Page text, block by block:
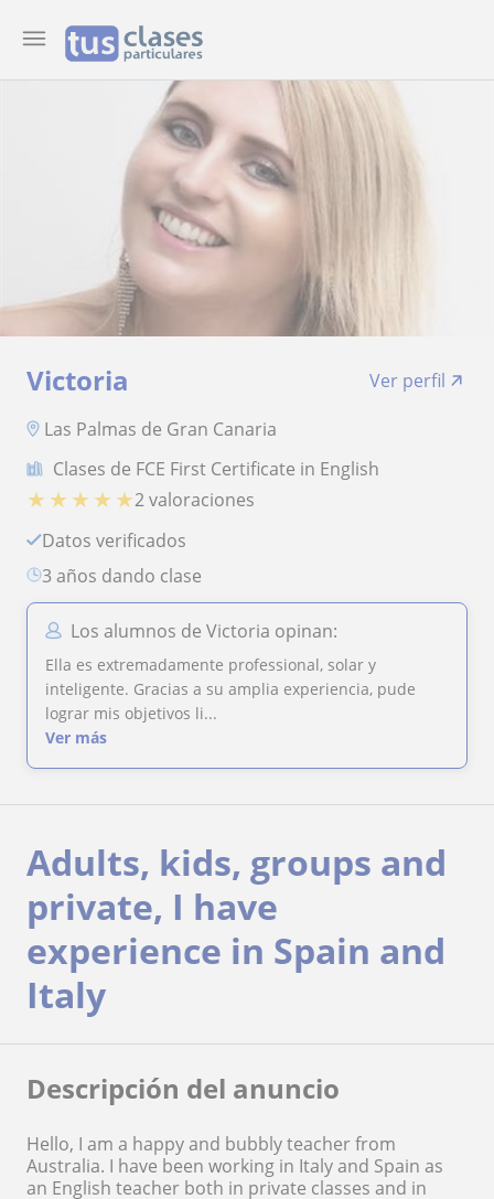
Victoria
Ver perfil
Las Palmas de Gran Canaria
Clases de FCE First Certificate in English
★ ★ ★ ★ ★2 valoraciones
Datos verificados
3 años dando clase
Los alumnos de Victoria opinan:
Ella es extremadamente professional, solar y
inteligente. Gracias a su amplia experiencia, pude
lograr mis objetivos li...
Ver más
Adults, kids, groups and
private, I have
experience in Spain and
Italy
Descripción del anuncio
Hello, I am a happy and bubbly teacher from
Australia. I have been working in Italy and Spain as
an English teacher both in private classes and in